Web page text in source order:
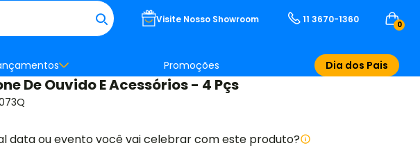
Visite Nosso Showroom 11 3670-1360 0
Promoções Dia dos Pais
De Ouvido E Acessórios - 4 Pçs
data ou evento você vai celebrar com este produto?